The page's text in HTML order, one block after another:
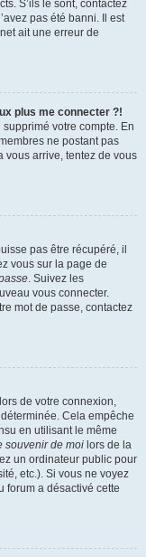
S’ils le sont, contactez
pas été banni. Il est
ait une erreur de
plus me connecter ?!
supprimé votre compte. En
ne postant pas
vous arrive, tentez de vous
pas être récupéré, il
vous sur la page de
. Suivez les
vous connecter.
mot de passe, contactez
lors de votre connexion,
Cela empêche
en utilisant le même
souvenir de moi lors de la
un ordinateur public pour
etc.). Si vous ne voyez
forum a désactivé cette